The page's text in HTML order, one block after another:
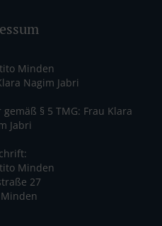
Minden
Nagim Jabri
§ 5 TMG: Frau Klara
Jabri
Minden
27